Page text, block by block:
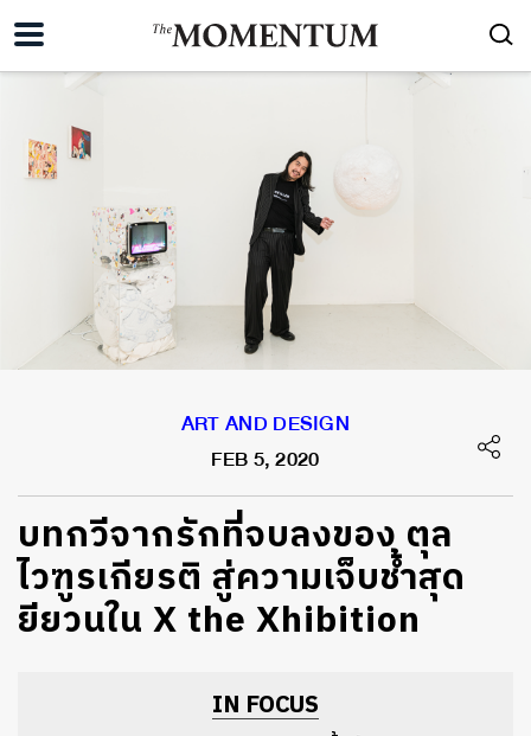
ART AND DESIGN
FEB 5, 2020
บทกวีจากรักที่จบลงของ ตุล
ไวฑูรเกียรติ สู่ความเจ็บช้ำสุด
ยียวนใน X the Xhibition
IN FOCUS